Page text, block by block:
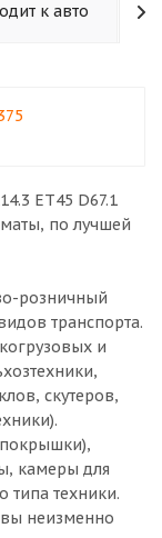
к авто
ET45 D67.1
, по лучшей
розничный
транспорта.
и
скутеров,
камеры для
типа техники.
неизменно